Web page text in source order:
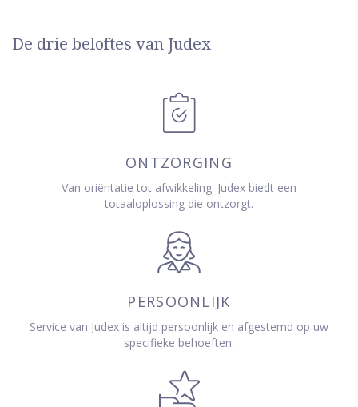
De drie beloftes van Judex
ONTZORGING
Van oriëntatie tot afwikkeling: Judex biedt een
totaaloplossing die ontzorgt.
PERSOONLIJK
Service van Judex is altijd persoonlijk en afgestemd op uw
specifieke behoeften.